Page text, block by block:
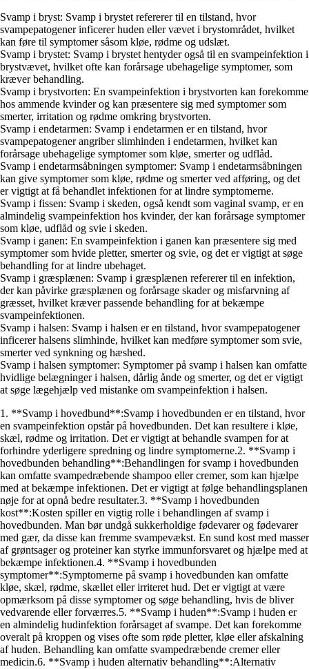
Svamp i bryst: Svamp i brystet refererer til en tilstand, hvor
svampepatogener inficerer huden eller vævet i brystområdet, hvilket
kan føre til symptomer såsom kløe, rødme og udslæt.
Svamp i brystet: Svamp i brystet hentyder også til en svampeinfektion i
brystvævet, hvilket ofte kan forårsage ubehagelige symptomer, som
kræver behandling.
Svamp i brystvorten: En svampeinfektion i brystvorten kan forekomme
hos ammende kvinder og kan præsentere sig med symptomer som
smerter, irritation og rødme omkring brystvorten.
Svamp i endetarmen: Svamp i endetarmen er en tilstand, hvor
svampepatogener angriber slimhinden i endetarmen, hvilket kan
forårsage ubehagelige symptomer som kløe, smerter og udflåd.
Svamp i endetarmsåbningen symptomer: Svamp i endetarmsåbningen
kan give symptomer som kløe, rødme og smerter ved afføring, og det
er vigtigt at få behandlet infektionen for at lindre symptomerne.
Svamp i fissen: Svamp i skeden, også kendt som vaginal svamp, er en
almindelig svampeinfektion hos kvinder, der kan forårsage symptomer
som kløe, udflåd og svie i skeden.
Svamp i ganen: En svampeinfektion i ganen kan præsentere sig med
symptomer som hvide pletter, smerter og svie, og det er vigtigt at søge
behandling for at lindre ubehaget.
Svamp i græsplænen: Svamp i græsplænen refererer til en infektion,
der kan påvirke græsplænen og forårsage skader og misfarvning af
græsset, hvilket kræver passende behandling for at bekæmpe
svampeinfektionen.
Svamp i halsen: Svamp i halsen er en tilstand, hvor svampepatogener
inficerer halsens slimhinde, hvilket kan medføre symptomer som svie,
smerter ved synkning og hæshed.
Svamp i halsen symptomer: Symptomer på svamp i halsen kan omfatte
hvidlige belægninger i halsen, dårlig ånde og smerter, og det er vigtigt
at søge lægehjælp ved mistanke om svampeinfektion i halsen.
1. **Svamp i hovedbund**:Svamp i hovedbunden er en tilstand, hvor
en svampeinfektion opstår på hovedbunden. Det kan resultere i kløe,
skæl, rødme og irritation. Det er vigtigt at behandle svampen for at
forhindre yderligere spredning og lindre symptomerne.2. **Svamp i
hovedbunden behandling**:Behandlingen for svamp i hovedbunden
kan omfatte svampedræbende shampoo eller cremer, som kan hjælpe
med at bekæmpe infektionen. Det er vigtigt at følge behandlingsplanen
nøje for at opnå bedre resultater.3. **Svamp i hovedbunden
kost**:Kosten spiller en vigtig rolle i behandlingen af svamp i
hovedbunden. Man bør undgå sukkerholdige fødevarer og fødevarer
med gær, da disse kan fremme svampevækst. En sund kost med masser
af grøntsager og proteiner kan styrke immunforsvaret og hjælpe med at
bekæmpe infektionen.4. **Svamp i hovedbunden
symptomer**:Symptomerne på svamp i hovedbunden kan omfatte
kløe, skæl, rødme, skællet eller irriteret hud. Det er vigtigt at være
opmærksom på disse symptomer og søge behandling, hvis de bliver
vedvarende eller forværres.5. **Svamp i huden**:Svamp i huden er
en almindelig hudinfektion forårsaget af svampe. Det kan forekomme
overalt på kroppen og vises ofte som røde pletter, kløe eller afskalning
af huden. Behandling kan omfatte svampedræbende cremer eller
medicin.6. **Svamp i huden alternativ behandling**:Alternativ